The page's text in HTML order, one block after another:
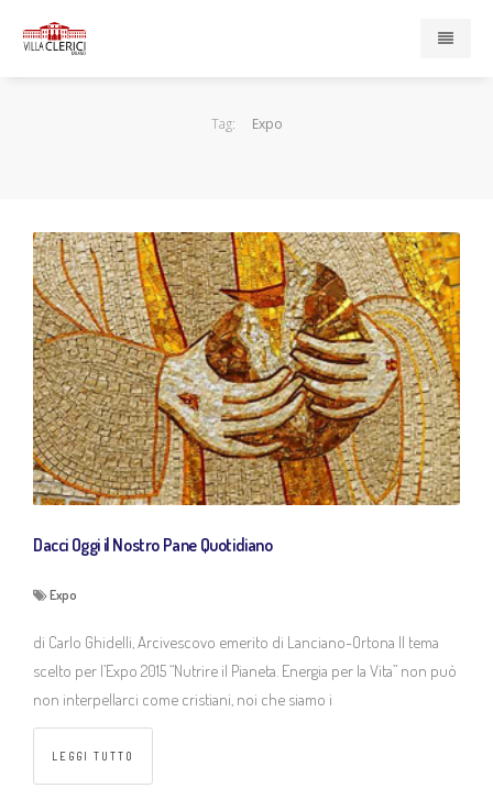
Enti e Servizi
Compagnia di San Paolo
Associazione Cardinal Ferrari
Casa di Redenzione Sociale Onlus
Centro Psicopedagogico
GASC | Galleria d’Arte Sacra dei Contemporanei
Fondazione La Plata
Immobiliare Due Febbraio S.r.l.
Iniziative e News
Tag: Expo
Dacci Oggi il Nostro Pane Quotidiano
Expo
di Carlo Ghidelli, Arcivescovo emerito di Lanciano-Ortona Il tema
scelto per l’Expo 2015 “Nutrire il Pianeta. Energia per la Vita” non può
non interpellarci come cristiani, noi che siamo i
LEGGI TUTTO